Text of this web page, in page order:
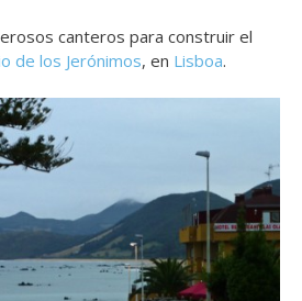
canteros para construir el
de los Jerónimos, en Lisboa.